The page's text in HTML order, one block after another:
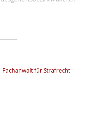
Fachanwalt für Strafrecht